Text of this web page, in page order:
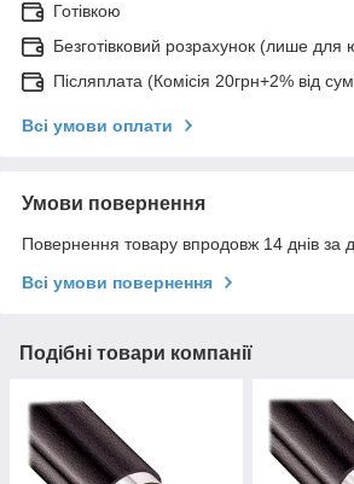
Готівкою
Безготівковий розрахунок (лише для
Післяплата (Комісія 20грн+2% від
Всі умови оплати
Умови повернення
Повернення товару впродовж 14 днів за
Всі умови повернення
Подібні товари компанії